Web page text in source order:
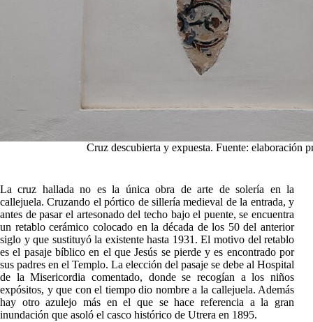
Cruz descubierta y expuesta. Fuente: elaboración
La cruz hallada no es la única obra de arte de solería en la
callejuela. Cruzando el pórtico de sillería medieval de la entrada, y
antes de pasar el artesonado del techo bajo el puente, se encuentra
un retablo cerámico colocado en la década de los 50 del anterior
siglo y que sustituyó la existente hasta 1931. El motivo del retablo
es el pasaje bíblico en el que Jesús se pierde y es encontrado por
sus padres en el Templo. La elección del pasaje se debe al Hospital
de la Misericordia comentado, donde se recogían a los niños
expósitos, y que con el tiempo dio nombre a la callejuela. Además
hay otro azulejo más en el que se hace referencia a la gran
inundación que asoló el casco histórico de Utrera en 1895.